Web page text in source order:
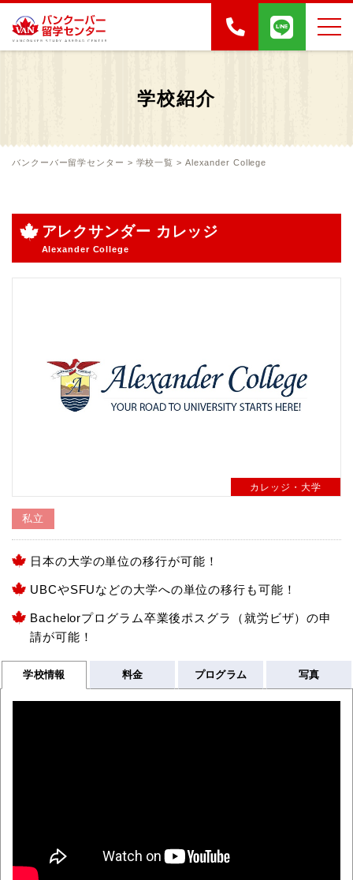
学校紹介
バンクーバー留学センター > 学校一覧 > Alexander College
アレクサンダー カレッジ
Alexander College
カレッジ・大学
私立
日本の大学の単位の移行が可能！
UBCやSFUなどの大学への単位の移行も可能！
Bachelorプログラム卒業後ポスグラ（就労ビザ）の申
請が可能！
学校情報 料金 プログラム 写真